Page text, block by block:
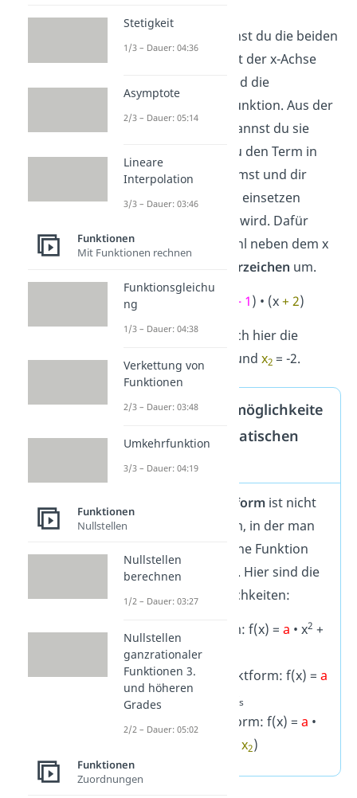
In der Grafik kannst du die beiden
mit der x-Achse
erkennen. Das sind die
Nullstellen
der Funktion. Aus der
Funktion selber kannst du sie
ablesen, indem du den Term in
der Klammer nimmst und dir
überlegst, was du einsetzen
musst, damit er 0 wird. Dafür
nimmst du die Zahl neben dem x
Vorzeichen um.
– 1) • (x+ 2)
Damit ergeben sich hier die
Nullstellen
= 1 undx2= -2.
Darstellungsmöglichkeite
n einer quadratischen
Funktion
Nullstellenform ist nicht
die einzige Form, in der man
eine quadratische Funktion
darstellen kann. Hier sind die
weiteren Möglichkeiten:
Normalform: f(x) =a • x2 +
b• x +
Scheitelpunktform: f(x) =a
+ ys
Nullstellenform: f(x) =a •
) • (x –x2)
Stetigkeit
1/3 – Dauer: 04:36
Asymptote
2/3 – Dauer: 05:14
Lineare
Interpolation
3/3 – Dauer: 03:46
Funktionen
Mit Funktionen rechnen
Funktionsgleichu
ng
1/3 – Dauer: 04:38
Verkettung von
Funktionen
2/3 – Dauer: 03:48
Umkehrfunktion
3/3 – Dauer: 04:19
Funktionen
Nullstellen
Nullstellen
berechnen
1/2 – Dauer: 03:27
Nullstellen
ganzrationaler
Funktionen 3.
und höheren
Grades
2/2 – Dauer: 05:02
Funktionen
Zuordnungen